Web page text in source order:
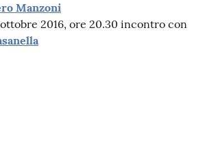
Manzoni
2016, ore 20.30 incontro con